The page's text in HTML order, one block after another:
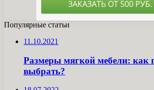
Популярные статьи
11.10.2021
Размеры мягкой мебели: как
выбрать?